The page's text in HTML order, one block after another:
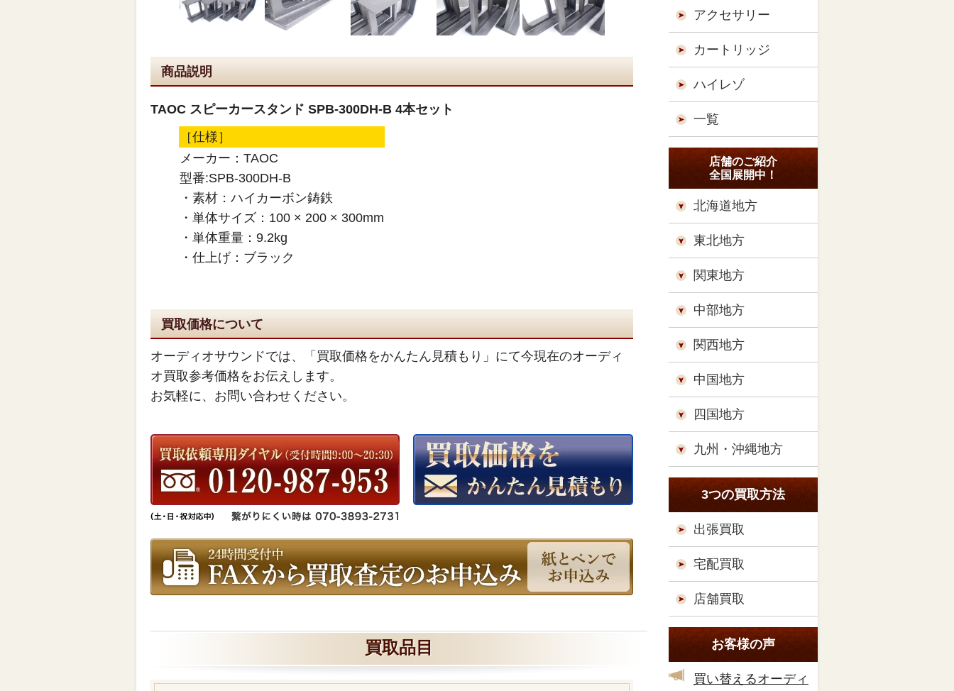
商品説明
TAOC スピーカースタンド SPB-300DH-B 4本セット
［仕様］
メーカー：TAOC
型番:SPB-300DH-B
・素材：ハイカーボン鋳鉄
・単体サイズ：100 × 200 × 300mm
・単体重量：9.2kg
・仕上げ：ブラック
買取価格について
オーディオサウンドでは、「買取価格をかんたん見積もり」にて今現在のオーディ
オ買取参考価格をお伝えします。
お気軽に、お問い合わせください。
買取品目
アクセサリー
カートリッジ
ハイレゾ
一覧
店舗のご紹介
全国展開中！
北海道地方
東北地方
関東地方
中部地方
関西地方
中国地方
四国地方
九州・沖縄地方
3つの買取方法
出張買取
宅配買取
店舗買取
お客様の声
買い替えるオーディ